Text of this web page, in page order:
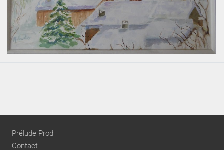
Prélude Prod
Contact